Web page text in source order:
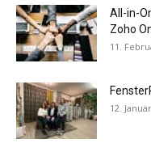
All-in-
Zoho
11.
12.